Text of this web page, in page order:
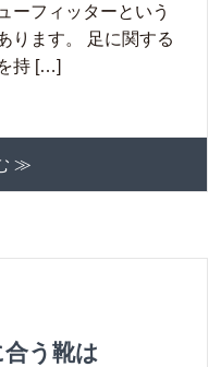
ーフィッターという
ります。 足に関する
持 […]
≫
う靴は